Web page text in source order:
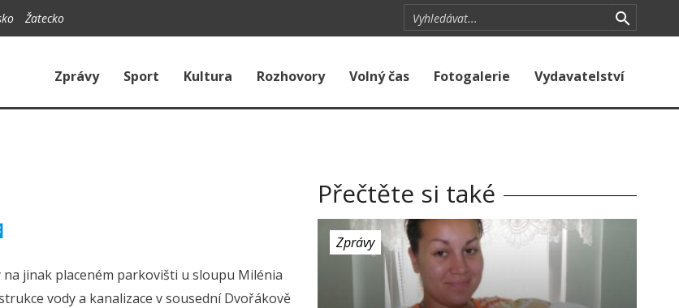
Žatecko
Zprávy Sport Kultura Rozhovory Volný čas Fotogalerie Vydavatelství
jinak placeném parkovišti u sloupu Milénia
vody a kanalizace v sousední Dvořákově
Přečtěte si také
Zprávy